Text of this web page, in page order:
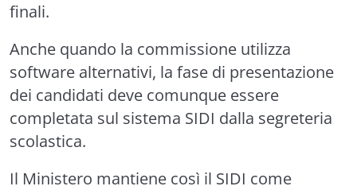
finali.
Anche quando la commissione utilizza
software alternativi, la fase di presentazione
dei candidati deve comunque essere
completata sul sistema SIDI dalla segreteria
scolastica.
Il Ministero mantiene così il SIDI come